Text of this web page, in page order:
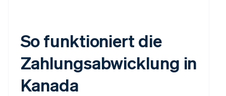
So funktioniert die
Zahlungsabwicklung in
Kanada